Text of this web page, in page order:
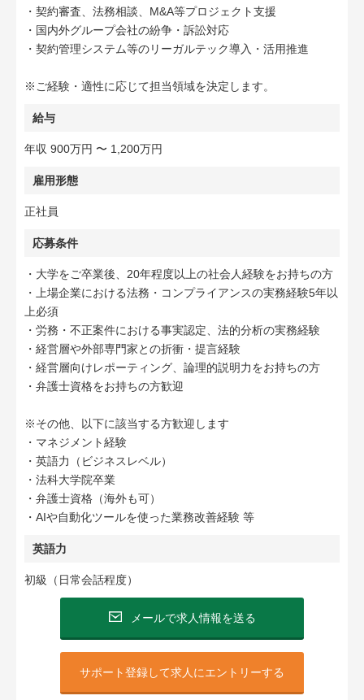
・契約審査、法務相談、M&A等プロジェクト支援
・国内外グループ会社の紛争・訴訟対応
・契約管理システム等のリーガルテック導入・活用推進
※ご経験・適性に応じて担当領域を決定します。
給与
年収 900万円 〜 1,200万円
雇用形態
正社員
応募条件
・大学をご卒業後、20年程度以上の社会人経験をお持ちの方
・上場企業における法務・コンプライアンスの実務経験5年以
上必須
・労務・不正案件における事実認定、法的分析の実務経験
・経営層や外部専門家との折衝・提言経験
・経営層向けレポーティング、論理的説明力をお持ちの方
・弁護士資格をお持ちの方歓迎
※その他、以下に該当する方歓迎します
・マネジメント経験
・英語力（ビジネスレベル）
・法科大学院卒業
・弁護士資格（海外も可）
・AIや自動化ツールを使った業務改善経験 等
英語力
初級（日常会話程度）
メールで求人情報を送る
サポート登録して求人にエントリーする